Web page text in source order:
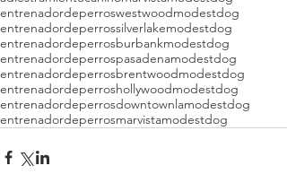
entrenadordeperroswestwoodmodestdog
entrenadordeperrossilverlakemodestdog
entrenadordeperrosburbankmodestdog
entrenadordeperrospasadenamodestdog
entrenadordeperrosbrentwoodmodestdog
entrenadordeperroshollywoodmodestdog
entrenadordeperrosdowntownlamodestdog
entrenadordeperrosmarvistamodestdog